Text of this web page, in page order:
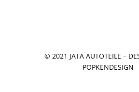
© 2021 JATA AUTOTEILE –
POPKENDESIGN